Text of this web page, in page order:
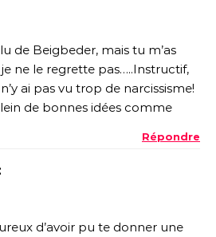
de Beigbeder, mais tu m’as
ne le regrette pas…..Instructif,
ai pas vu trop de narcissisme!
de bonnes idées comme
Répondre
d’avoir pu te donner une